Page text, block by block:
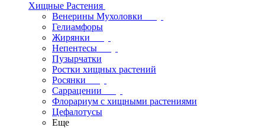
Хищные Растения
Венерины Мухоловки
Гелиамфоры
Жирянки
Непентесы
Пузырчатки
Ростки хищных растений
Росянки
Саррацении
Флорариум с хищными растениями
Цефалотусы
Еще